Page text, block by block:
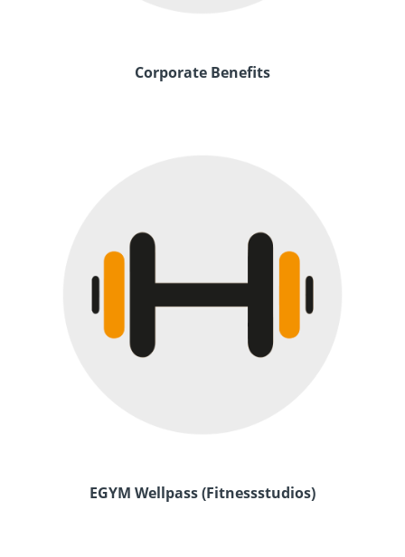
Corporate Benefits
EGYM Wellpass (Fitnessstudios)